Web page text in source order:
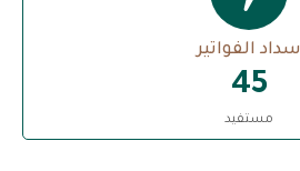
45
مستفيد
سداد الفواتير